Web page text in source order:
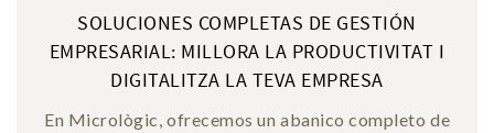
SOLUCIONES COMPLETAS DE GESTIÓN
EMPRESARIAL: MILLORA LA PRODUCTIVITAT I
DIGITALITZA LA TEVA EMPRESA
En Micrològic, ofrecemos un abanico completo de